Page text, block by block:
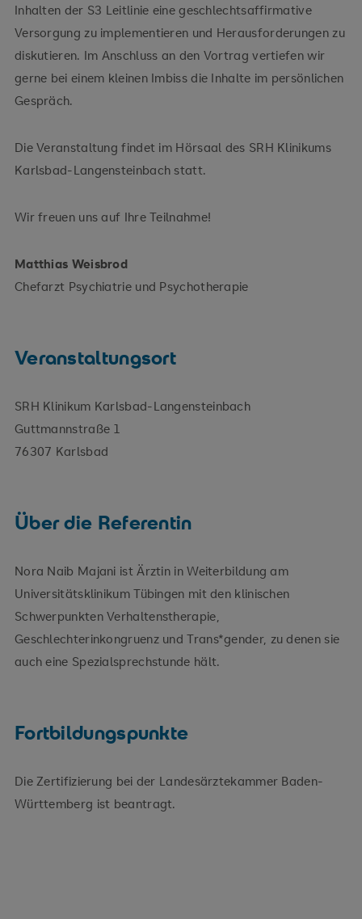
Inhalten der S3 Leitlinie eine geschlechtsaffirmative
Versorgung zu implementieren und Herausforderungen zu
diskutieren. Im Anschluss an den Vortrag vertiefen wir
gerne bei einem kleinen Imbiss die Inhalte im persönlichen
Gespräch.
Die Veranstaltung findet im Hörsaal des SRH Klinikums
Karlsbad-Langensteinbach statt.
Wir freuen uns auf Ihre Teilnahme!
Matthias Weisbrod
Chefarzt Psychiatrie und Psychotherapie
Veranstaltungsort
SRH Klinikum Karlsbad-Langensteinbach
Guttmannstraße 1
76307 Karlsbad
Über die Referentin
Nora Naib Majani ist Ärztin in Weiterbildung am
Universitätsklinikum Tübingen mit den klinischen
Schwerpunkten Verhaltenstherapie,
Geschlechterinkongruenz und Trans*gender, zu denen sie
auch eine Spezialsprechstunde hält.
Fortbildungspunkte
Die Zertifizierung bei der Landesärztekammer Baden-
Württemberg ist beantragt.